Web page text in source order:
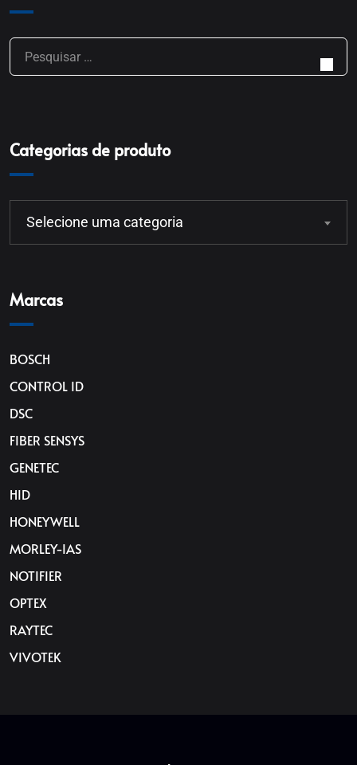
Categorias de produto
Selecione uma categoria
Marcas
BOSCH
CONTROL ID
DSC
FIBER SENSYS
GENETEC
HID
HONEYWELL
MORLEY-IAS
NOTIFIER
OPTEX
RAYTEC
VIVOTEK